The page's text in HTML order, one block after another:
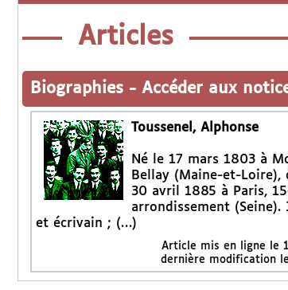
Articles
Biographies - Accéder aux
Toussenel, Alphonse
Né le 17 mars 1803 à
Bellay (Maine-et-Loire),
30 avril 1885 à Paris,
arrondissement (Seine).
et écrivain ; (…)
Article mis en ligne le
dernière modification